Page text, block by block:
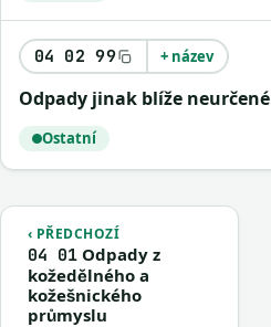
04 02 99 + název
Odpady jinak blíže neurčené
Ostatní
‹ PŘEDCHOZÍ
04 01 Odpady z
kožedělného a
kožešnického
průmyslu